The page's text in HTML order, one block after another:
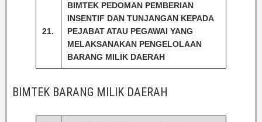
21.
BIMTEK PEDOMAN PEMBERIAN
INSENTIF DAN TUNJANGAN KEPADA
PEJABAT ATAU PEGAWAI YANG
MELAKSANAKAN PENGELOLAAN
BARANG MILIK DAERAH
BIMTEK BARANG MILIK DAERAH